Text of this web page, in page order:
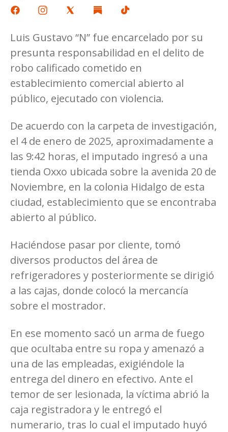
Luis Gustavo “N” fue encarcelado por su
presunta responsabilidad en el delito de
robo calificado cometido en
establecimiento comercial abierto al
público, ejecutado con violencia.
De acuerdo con la carpeta de investigación,
el 4 de enero de 2025, aproximadamente a
las 9:42 horas, el imputado ingresó a una
tienda Oxxo ubicada sobre la avenida 20 de
Noviembre, en la colonia Hidalgo de esta
ciudad, establecimiento que se encontraba
abierto al público.
Haciéndose pasar por cliente, tomó
diversos productos del área de
refrigeradores y posteriormente se dirigió
a las cajas, donde colocó la mercancía
sobre el mostrador.
En ese momento sacó un arma de fuego
que ocultaba entre su ropa y amenazó a
una de las empleadas, exigiéndole la
entrega del dinero en efectivo. Ante el
temor de ser lesionada, la víctima abrió la
caja registradora y le entregó el
numerario, tras lo cual el imputado huyó